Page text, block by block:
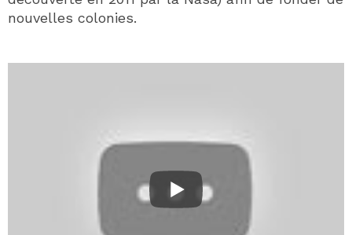
nouvelles colonies.